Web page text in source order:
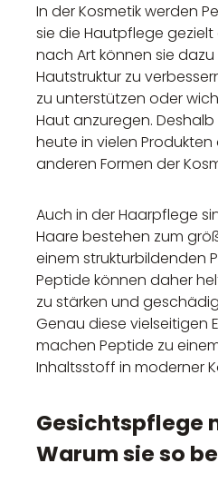
In der Kosmetik werden
sie die Hautpflege
nach Art können sie
Hautstruktur zu
zu unterstützen oder
Haut anzuregen.
heute in vielen
anderen Formen der
Auch in der Haarpflege
Haare bestehen zum
einem strukturbildenden
Peptide können daher
zu stärken und
Genau diese vielseitigen
machen Peptide zu
Inhaltsstoff in moderner
Gesichtspflege
Warum sie so